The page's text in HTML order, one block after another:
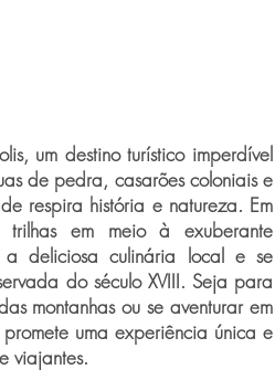
um destino turístico imperdível
de pedra, casarões coloniais e
respira história e natureza. Em
trilhas em meio à exuberante
deliciosa culinária local e se
do século XVIII. Seja para
montanhas ou se aventurar em
uma experiência única e
viajantes.